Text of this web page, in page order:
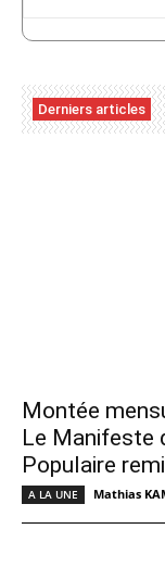
Derniers articles
Montée
Le Manifeste
Populaire
A LA UNE Mathias